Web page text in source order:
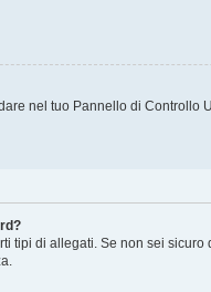
nel tuo Pannello di Controllo
tipi di allegati. Se non sei sicuro